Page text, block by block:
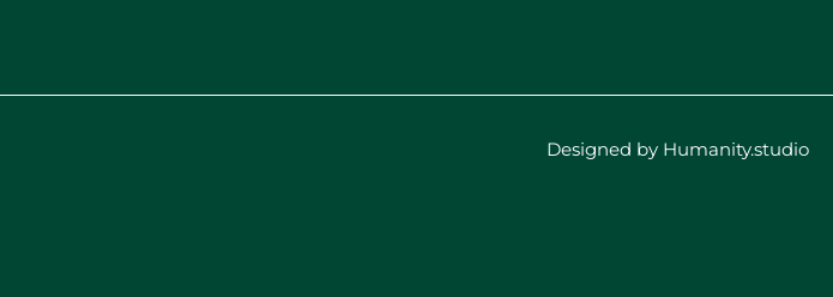
Designed by Humanity.studio